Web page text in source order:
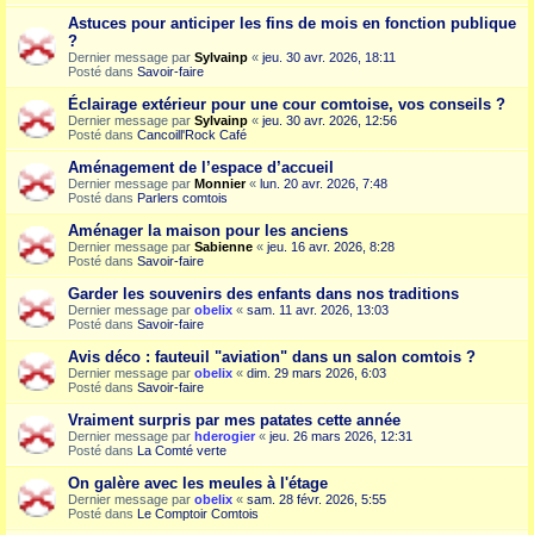
Astuces pour anticiper les fins de mois en fonction publique
?
Dernier message par Sylvainp « jeu. 30 avr. 2026, 18:11
Posté dans Savoir-faire
Éclairage extérieur pour une cour comtoise, vos conseils ?
Dernier message par Sylvainp « jeu. 30 avr. 2026, 12:56
Posté dans Cancoill'Rock Café
Aménagement de l’espace d’accueil
Dernier message par Monnier« lun. 20 avr. 2026, 7:48
Posté dans Parlers comtois
Aménager la maison pour les anciens
Dernier message par Sabienne « jeu. 16 avr. 2026, 8:28
Posté dans Savoir-faire
Garder les souvenirs des enfants dans nos traditions
Dernier message par obelix « sam. 11 avr. 2026, 13:03
Posté dans Savoir-faire
Avis déco : fauteuil "aviation" dans un salon comtois ?
Dernier message par obelix « dim. 29 mars 2026, 6:03
Posté dans Savoir-faire
Vraiment surpris par mes patates cette année
Dernier message par hderogier « jeu. 26 mars 2026, 12:31
Posté dans La Comté verte
On galère avec les meules à l'étage
Dernier message par obelix « sam. 28 févr. 2026, 5:55
Posté dans Le Comptoir Comtois